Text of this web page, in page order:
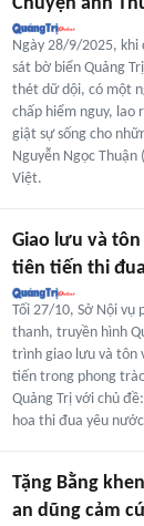
Ngày 28/9/2025, khi
sát bờ biển Quảng
thét dữ dội, có một
chấp hiểm nguy, lao
giật sự sống cho
Nguyễn Ngọc Thuận
Việt.
Giao lưu và
tiên tiến thi
Tối 27/10, Sở Nội vụ
thanh, truyền hình
trình giao lưu và tôn
tiến trong phong
Quảng Trị với chủ
hoa thi đua yêu
Tặng Bằng
an dũng cảm